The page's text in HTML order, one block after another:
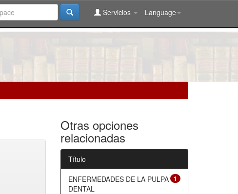
Language
Servicios
Otras opciones
relacionadas
Título
1
ENFERMEDADES DE LA PULPA
DENTAL